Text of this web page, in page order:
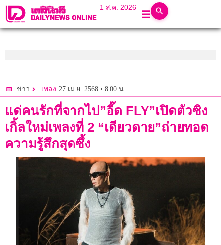
1 ส.ค. 2026
ข่าว เพลง 27 เม.ย. 2568 • 8:00 น.
แด่คนรักที่จากไป”อี๊ด FLY”เปิดตัวซิง
เกิ้ลใหม่เพลงที่ 2 “เดียวดาย”ถ่ายทอด
ความรู้สึกสุดซึ้ง